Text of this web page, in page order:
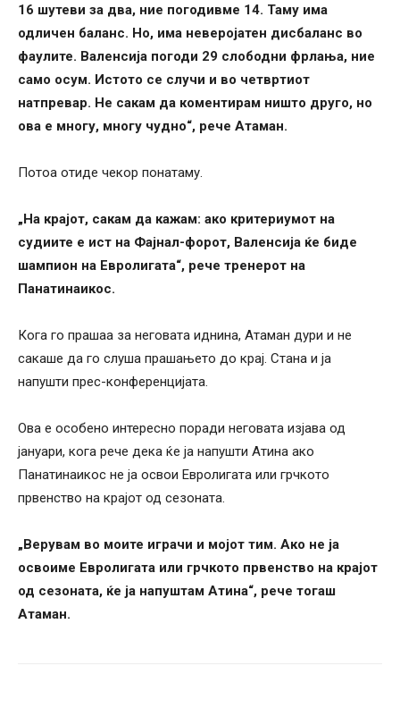
16 шутеви за два, ние погодивме 14. Таму има
одличен баланс. Но, има неверојатен дисбаланс во
фаулите. Валенсија погоди 29 слободни фрлања, ние
само осум. Истото се случи и во четвртиот
натпревар. Не сакам да коментирам ништо друго, но
ова е многу, многу чудно“, рече Атаман.
Потоа отиде чекор понатаму.
„На крајот, сакам да кажам: ако критериумот на
судиите е ист на Фајнал-форот, Валенсија ќе биде
шампион на Евролигата“, рече тренерот на
Панатинаикос.
Кога го прашаа за неговата иднина, Атаман дури и не
сакаше да го слуша прашањето до крај. Стана и ја
напушти прес-конференцијата.
Ова е особено интересно поради неговата изјава од
јануари, кога рече дека ќе ја напушти Атина ако
Панатинаикос не ја освои Евролигата или грчкото
првенство на крајот од сезоната.
„Верувам во моите играчи и мојот тим. Ако не ја
освоиме Евролигата или грчкото првенство на крајот
од сезоната, ќе ја напуштам Атина“, рече тогаш
Атаман.